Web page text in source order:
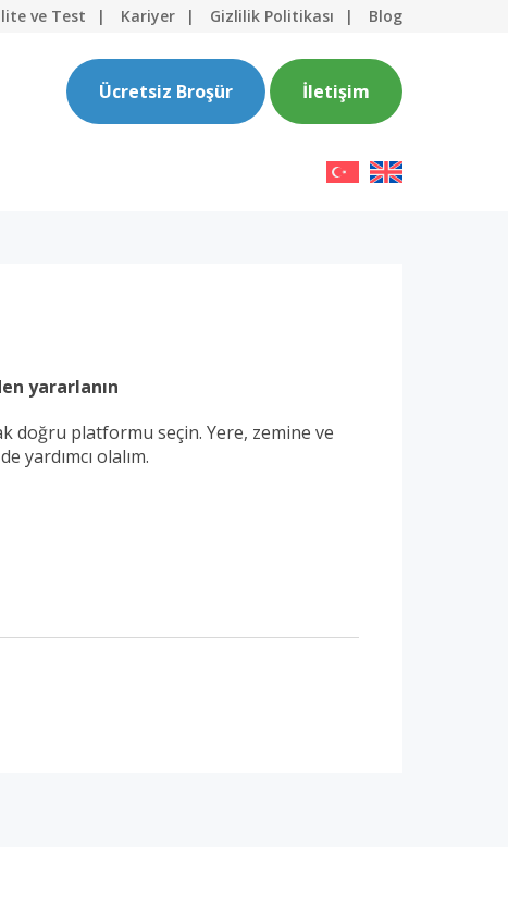
ve Test Kariyer Gizlilik Politikası Blog
Ücretsiz Broşür İletişim
yararlanın
doğru platformu seçin. Yere, zemine ve
yardımcı olalım.